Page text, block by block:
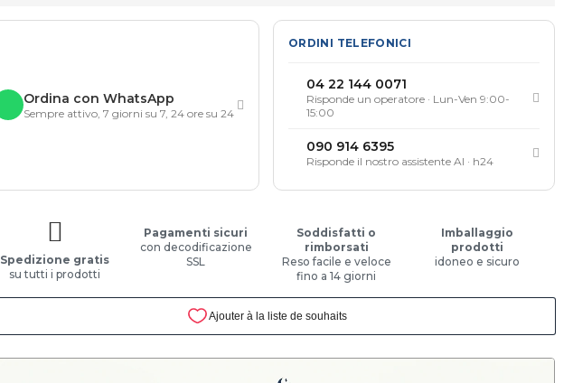
Ordina con WhatsApp
Sempre attivo, 7 giorni su 7, 24 ore su 24
ORDINI TELEFONICI
04 22 144 0071
Risponde un operatore · Lun-Ven 9:00-
15:00
090 914 6395
Risponde il nostro assistente AI · h24
Spedizione gratis
su tutti i prodotti
Pagamenti sicuri
con decodificazione
SSL
Soddisfatti o
rimborsati
Reso facile e veloce
fino a 14 giorni
Imballaggio
prodotti
idoneo e sicuro